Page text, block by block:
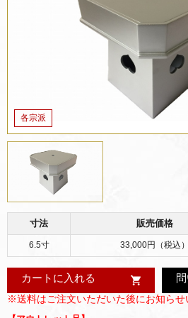
各宗派
寸法 販売価格
6.5寸 33,000円（税込）
カートに入れる
※送料はご注文いただいた後にお知らせ